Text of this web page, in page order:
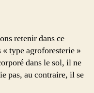
retenir dans ce
type agroforesterie »
dans le sol, il ne
pas, au contraire, il se